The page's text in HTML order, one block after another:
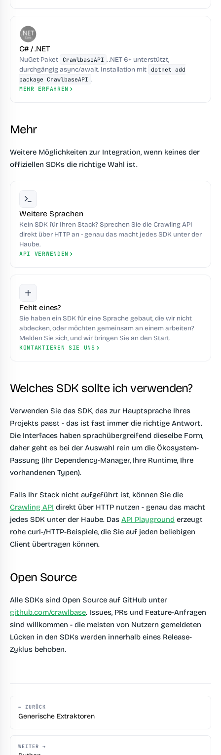
C# / .NET
NuGet-Paket CrawlbaseAPI . .NET 6+ unterstützt,
durchgängig async/await. Installation mit
dotnet add
package CrawlbaseAPI .
MEHR ERFAHREN
Mehr
Weitere Möglichkeiten zur Integration, wenn keines der
offiziellen SDKs die richtige Wahl ist.
Weitere Sprachen
Kein SDK für Ihren Stack? Sprechen Sie die Crawling API
direkt über HTTP an - genau das macht jedes SDK unter der
Haube.
API VERWENDEN
Fehlt eines?
Sie haben ein SDK für eine Sprache gebaut, die wir nicht
abdecken, oder möchten gemeinsam an einem arbeiten?
Melden Sie sich, und wir bringen Sie an den Start.
KONTAKTIEREN SIE UNS
Welches SDK sollte ich verwenden?
Verwenden Sie das SDK, das zur Hauptsprache Ihres
Projekts passt - das ist fast immer die richtige Antwort.
Die Interfaces haben sprachübergreifend dieselbe Form,
daher geht es bei der Auswahl rein um die Ökosystem-
Passung (Ihr Dependency-Manager, Ihre Runtime, Ihre
vorhandenen Typen).
Falls Ihr Stack nicht aufgeführt ist, können Sie die
Crawling API direkt über HTTP nutzen - genau das macht
jedes SDK unter der Haube. Das API Playground erzeugt
rohe curl-/HTTP-Beispiele, die Sie auf jeden beliebigen
Client übertragen können.
Open Source
Alle SDKs sind Open Source auf GitHub unter
github.com/crawlbase. Issues, PRs und Feature-Anfragen
sind willkommen - die meisten von Nutzern gemeldeten
Lücken in den SDKs werden innerhalb eines Release-
Zyklus behoben.
← ZURÜCK
Generische Extraktoren
WEITER →